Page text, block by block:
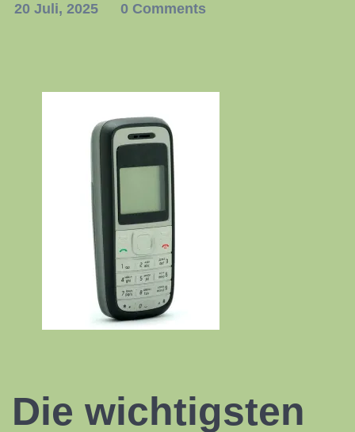
20 Juli, 2025 0 Comments
Die wichtigsten